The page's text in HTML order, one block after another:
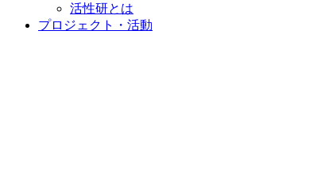
活性研とは
プロジェクト・活動